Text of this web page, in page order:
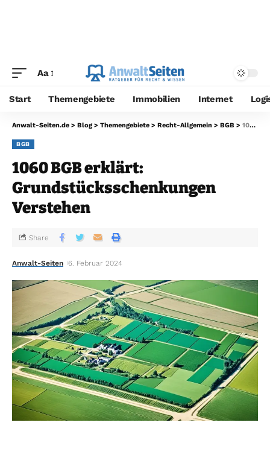
Aa
Start Themengebiete Immobilien Internet
Anwalt-Seiten.de > Blog > Themengebiete > Recht-Allgemein > BGB > 1060 BGB erklärt: Grundstücksschenkungen Verstehen
BGB
1060 BGB erklärt:
Grundstücksschenkungen
Verstehen
Anwalt-Seiten 6. Februar 2024
Share